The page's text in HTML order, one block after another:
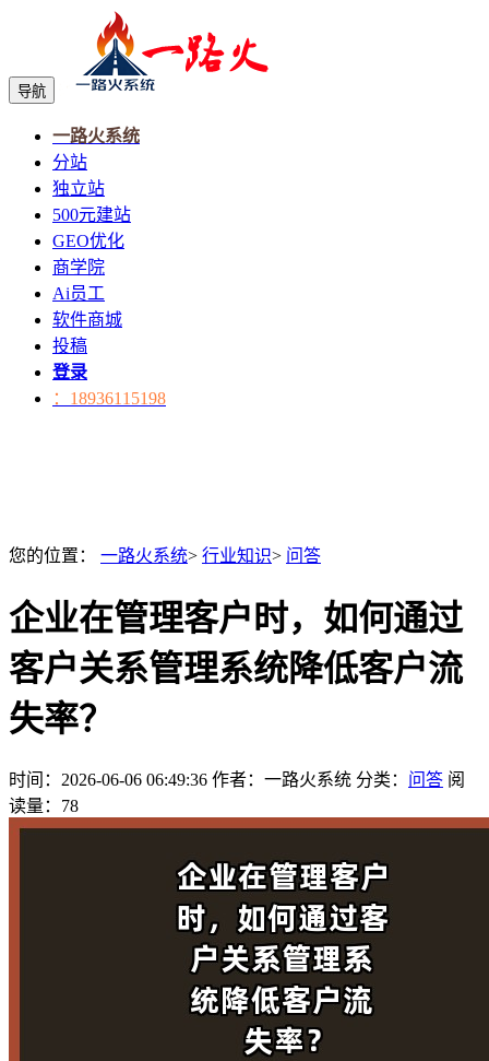
导航
一路火系统
分站
独立站
500元建站
GEO优化
商学院
Ai员工
软件商城
投稿
登录
：18936115198
您的位置： 一路火系统> 行业知识> 问答
企业在管理客户时，如何通过
客户关系管理系统降低客户流
失率？
时间： 2026-06-06 06:49:36 作者：一路火系统 分类： 问答 阅
读量：78